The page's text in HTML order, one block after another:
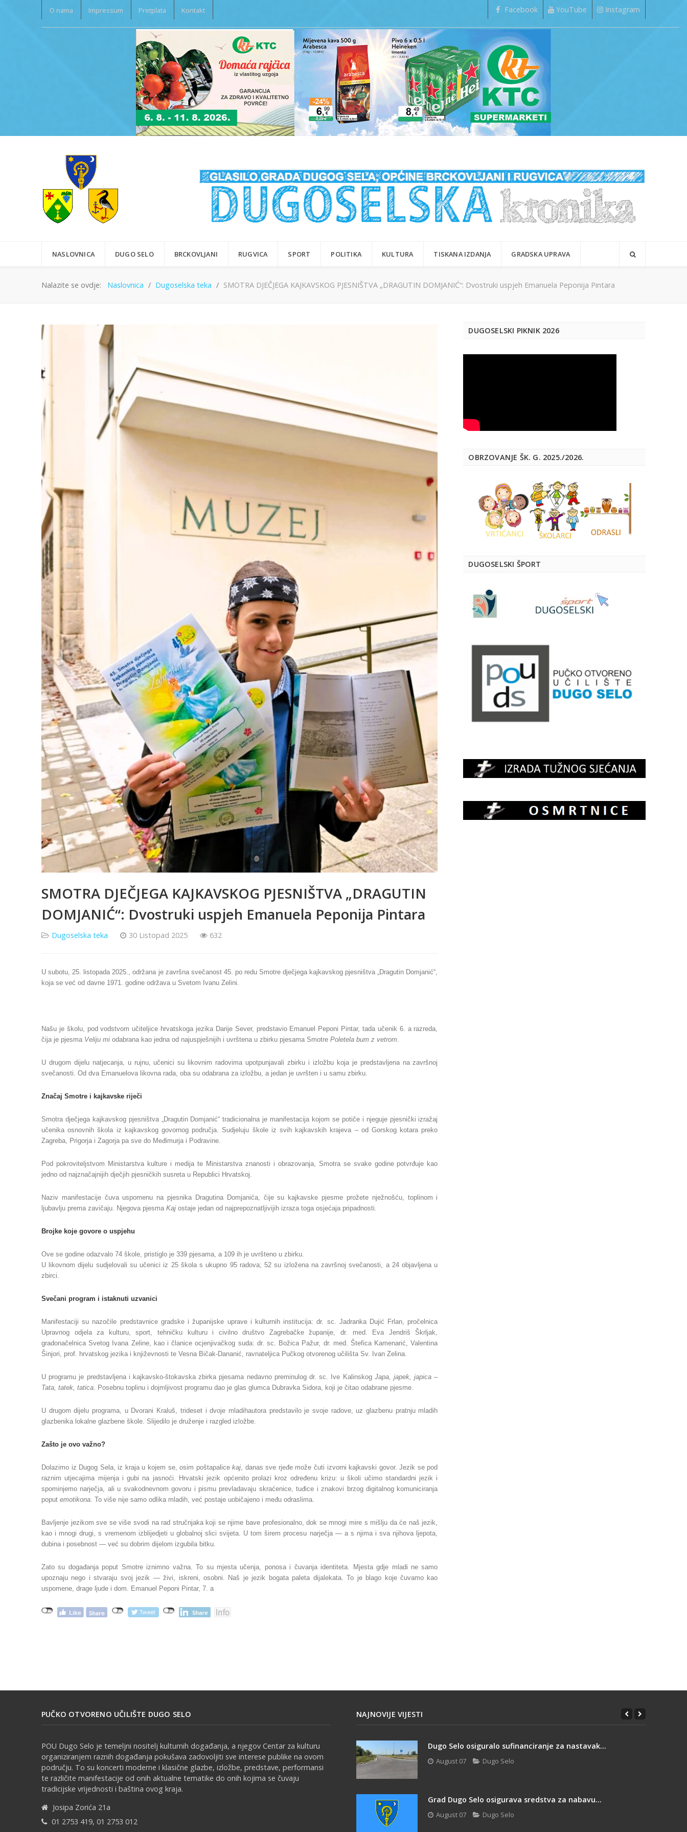
O nama Impressum Pretplata Kontakt Facebook YouTube Instagram
NASLOVNICA DUGO SELO BRCKOVLJANI RUGVICA SPORT POLITIKA KULTURA TISKANA IZDANJA GRADSKA UPRAVA
Nalazite se ovdje: Naslovnica Dugoselska teka SMOTRA DJEČJEGA KAJKAVSKOG PJESNIŠTVA „DRAGUTIN DOMJANIĆ“: Dvostruki uspjeh Emanuela Peponija Pintara
SMOTRA DJEČJEGA KAJKAVSKOG PJESNIŠTVA „DRAGUTIN
DOMJANIĆ“: Dvostruki uspjeh Emanuela Peponija Pintara
Dugoselska teka 30 Listopad 2025 632
U subotu, 25. listopada 2025., održana je završna svečanost 45. po redu Smotre dječjega kajkavskog pjesništva „Dragutin Domjanić“,
koja se već od davne 1971. godine održava u Svetom Ivanu Zelini.
Našu je školu, pod vodstvom učiteljice hrvatskoga jezika Darije Sever, predstavio Emanuel Peponi Pintar, tada učenik 6. a razreda,
čija je pjesma Veliju mi odabrana kao jedna od najuspješnijih i uvrštena u zbirku pjesama Smotre Poletela bum z vetrom.
U drugom dijelu natjecanja, u rujnu, učenici su likovnim radovima upotpunjavali zbirku i izložbu koja je predstavljena na završnoj
svečanosti. Od dva Emanuelova likovna rada, oba su odabrana za izložbu, a jedan je uvršten i u samu zbirku.
Značaj Smotre i kajkavske riječi
Smotra dječjega kajkavskog pjesništva „Dragutin Domjanić“ tradicionalna je manifestacija kojom se potiče i njeguje pjesnički izražaj
učenika osnovnih škola iz kajkavskog govornog područja. Sudjeluju škole iz svih kajkavskih krajeva – od Gorskog kotara preko
Zagreba, Prigorja i Zagorja pa sve do Međimurja i Podravine.
Pod pokroviteljstvom Ministarstva kulture i medija te Ministarstva znanosti i obrazovanja, Smotra se svake godine potvrđuje kao
jedno od najznačajnijih dječjih pjesničkih susreta u Republici Hrvatskoj.
Naziv manifestacije čuva uspomenu na pjesnika Dragutina Domjanića, čije su kajkavske pjesme prožete nježnošću, toplinom i
ljubavlju prema zavičaju. Njegova pjesma Kaj ostaje jedan od najprepoznatljivijih izraza toga osjećaja pripadnosti.
Brojke koje govore o uspjehu
Ove se godine odazvalo 74 škole, pristiglo je 339 pjesama, a 109 ih je uvršteno u zbirku.
U likovnom dijelu sudjelovali su učenici iz 25 škola s ukupno 95 radova; 52 su izložena na završnoj svečanosti, a 24 objavljena u
zbirci.
Svečani program i istaknuti uzvanici
Manifestaciji su nazočile predstavnice gradske i županijske uprave i kulturnih institucija: dr. sc. Jadranka Dujić Frlan, pročelnica
Upravnog odjela za kulturu, sport, tehničku kulturu i civilno društvo Zagrebačke županije, dr. med. Eva Jendriš Škrljak,
gradonačelnica Svetog Ivana Zeline, kao i članice ocjenjivačkog suda: dr. sc. Božica Pažur, dr. med. Štefica Kamenarić, Valentina
Šinjori, prof. hrvatskog jezika i književnosti te Vesna Bičak-Dananić, ravnateljica Pučkog otvorenog učilišta Sv. Ivan Zelina.
U programu je predstavljena i kajkavsko-štokavska zbirka pjesama nedavno preminulog dr. sc. Ive Kalinskog Japa, japek, japica –
Tata, tatek, tatica. Posebnu toplinu i dojmljivost programu dao je glas glumca Dubravka Sidora, koji je čitao odabrane pjesme.
U drugom dijelu programa, u Dvorani Kraluš, trideset i dvoje mladihautora predstavilo je svoje radove, uz glazbenu pratnju mladih
glazbenika lokalne glazbene škole. Slijedilo je druženje i razgled izložbe.
Zašto je ovo važno?
Dolazimo iz Dugog Sela, iz kraja u kojem se, osim poštapalicekaj, danas sve rjeđe može čuti izvorni kajkavski govor. Jezik se pod
raznim utjecajima mijenja i gubi na jasnoći. Hrvatski jezik općenito prolazi kroz određenu krizu: u školi učimo standardni jezik i
spominjemo narječja, ali u svakodnevnom govoru i pismu prevladavaju skraćenice, tuđice i znakovi brzog digitalnog komuniciranja
poput emotikona. To više nije samo odlika mladih, već postaje uobičajeno i među odraslima.
Bavljenje jezikom sve se više svodi na rad stručnjaka koji se njime bave profesionalno, dok se mnogi mire s mišlju da će naš jezik,
kao i mnogi drugi, s vremenom izblijedjeti u globalnoj slici svijeta. U tom širem procesu narječja — a s njima i sva njihova ljepota,
dubina i posebnost — već su dobrim dijelom izgubila bitku.
Zato su događanja poput Smotre iznimno važna. To su mjesta učenja, ponosa i čuvanja identiteta. Mjesta gdje mladi ne samo
upoznaju nego i stvaraju svoj jezik — živi, iskreni, osobni. Naš je jezik bogata paleta dijalekata. To je blago koje čuvamo kao
uspomene, drage ljude i dom. Emanuel Peponi Pintar, 7. a
DUGOSELSKI PIKNIK 2026
OBRZOVANJE ŠK. G. 2025./2026.
DUGOSELSKI ŠPORT
PUČKO OTVORENO UČILIŠTE DUGO SELO
POU Dugo Selo je temeljni nositelj kulturnih događanja, a njegov Centar za kulturu
organiziranjem raznih događanja pokušava zadovoljiti sve interese publike na ovom
području. To su koncerti moderne i klasične glazbe, izložbe, predstave, performansi
te različite manifestacije od onih aktualne tematike do onih kojima se čuvaju
tradicijske vrijednosti i baština ovog kraja.
Josipa Zorića 21a
01 2753 419, 01 2753 012
NAJNOVIJE VIJESTI
Dugo Selo osiguralo sufinanciranje za nastavak...
August 07 Dugo Selo
Grad Dugo Selo osigurava sredstva za nabavu...
August 07 Dugo Selo